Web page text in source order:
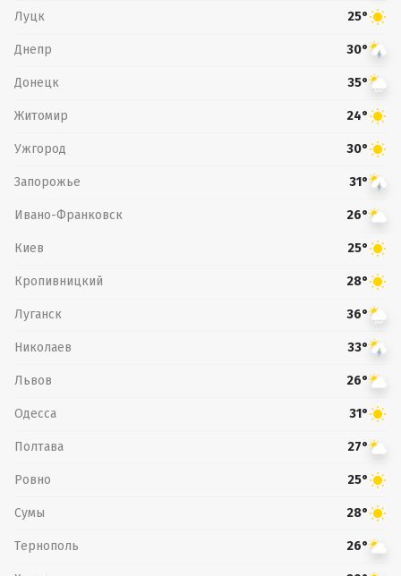
Луцк 25°
Днепр 30°
Донецк 35°
Житомир 24°
Ужгород 30°
Запорожье 31°
Ивано-Франковск 26°
Киев 25°
Кропивницкий 28°
Луганск 36°
Николаев 33°
Львов 26°
Одесса 31°
Полтава 27°
Ровно 25°
Сумы 28°
Тернополь 26°